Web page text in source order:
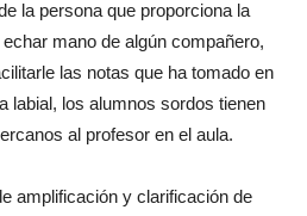
la persona que proporciona la
mano de algún compañero,
las notas que ha tomado en
labial, los alumnos sordos tienen
al profesor en el aula.
amplificación y clarificación de